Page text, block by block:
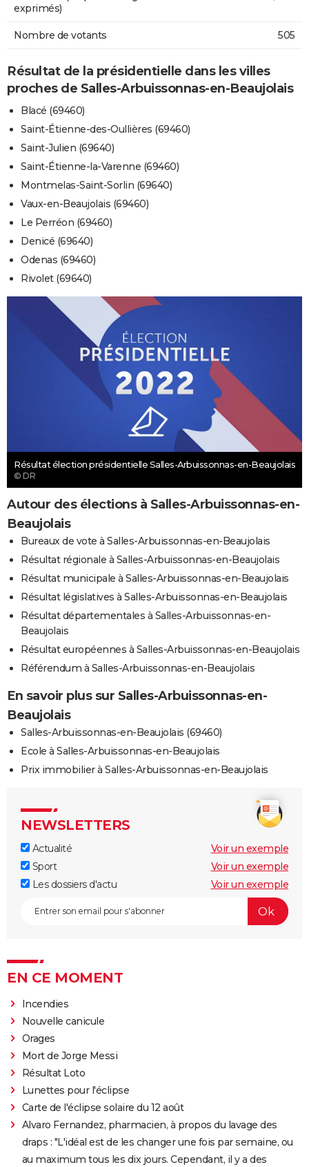
exprimés)
Nombre de votants 505
Résultat de la présidentielle dans les villes
proches de Salles-Arbuissonnas-en-Beaujolais
Blacé (69460)
Saint-Étienne-des-Oullières (69460)
Saint-Julien (69640)
Saint-Étienne-la-Varenne (69460)
Montmelas-Saint-Sorlin (69640)
Vaux-en-Beaujolais (69460)
Le Perréon (69460)
Denicé (69640)
Odenas (69460)
Rivolet (69640)
Résultat élection présidentielle Salles-Arbuissonnas-en-Beaujolais
© DR
Autour des élections à Salles-Arbuissonnas-en-
Beaujolais
Bureaux de vote à Salles-Arbuissonnas-en-Beaujolais
Résultat régionale à Salles-Arbuissonnas-en-Beaujolais
Résultat municipale à Salles-Arbuissonnas-en-Beaujolais
Résultat législatives à Salles-Arbuissonnas-en-Beaujolais
Résultat départementales à Salles-Arbuissonnas-en-
Beaujolais
Résultat européennes à Salles-Arbuissonnas-en-Beaujolais
Référendum à Salles-Arbuissonnas-en-Beaujolais
En savoir plus sur Salles-Arbuissonnas-en-
Beaujolais
Salles-Arbuissonnas-en-Beaujolais (69460)
Ecole à Salles-Arbuissonnas-en-Beaujolais
Prix immobilier à Salles-Arbuissonnas-en-Beaujolais
NEWSLETTERS
Actualité
Voir un exemple
Sport
Voir un exemple
Les dossiers d'actu
Voir un exemple
EN CE MOMENT
Incendies
Nouvelle canicule
Orages
Mort de Jorge Messi
Résultat Loto
Lunettes pour l'éclipse
Carte de l'éclipse solaire du 12 août
Alvaro Fernandez, pharmacien, à propos du lavage des
draps : "L'idéal est de les changer une fois par semaine, ou
au maximum tous les dix jours. Cependant, il y a des